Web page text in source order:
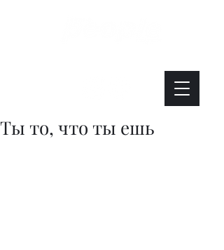
Ты то, что ты ешь